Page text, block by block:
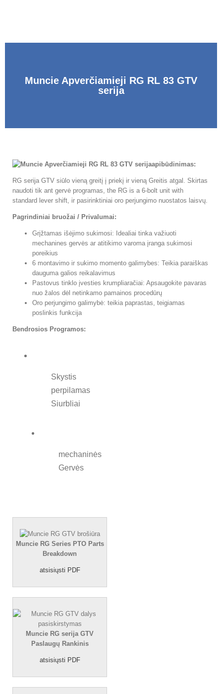
Muncie Apverčiamieji RG RL 83 GTV
serija
apibūdinimas:
RG serija GTV siūlo vieną greitį į priekį ir vieną Greitis atgal. Skirtas
naudoti tik ant gervė programas, the RG is a 6-bolt unit with
standard lever shift, ir pasirinktiniai oro perjungimo nuostatos laisvų.
Pagrindiniai bruožai / Privalumai:
Grįžtamas išėjimo sukimosi: Idealiai tinka važiuoti
mechanines gervės ar atitikimo varoma įranga sukimosi
poreikius
6 montavimo ir sukimo momento galimybes: Teikia paraiškas
dauguma galios reikalavimus
Pastovus tinklo įvesties krumpliaračiai: Apsaugokite pavaras
nuo žalos dėl netinkamo pamainos procedūrų
Oro perjungimo galimybė: teikia paprastas, teigiamas
poslinkis funkcija
Bendrosios Programos:
Skystis
perpilamas
Siurbliai
mechaninės
Gervės
Muncie RG Series PTO Parts
Breakdown
atsisiųsti PDF
Muncie RG serija GTV
Paslaugų Rankinis
atsisiųsti PDF